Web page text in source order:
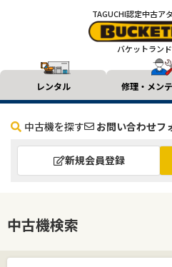
TAGUCHI認定中古ア
バケットラン
レンタル 修理・メン
中古機を探す お問い合わせフ
新規会員登録
中古機検索